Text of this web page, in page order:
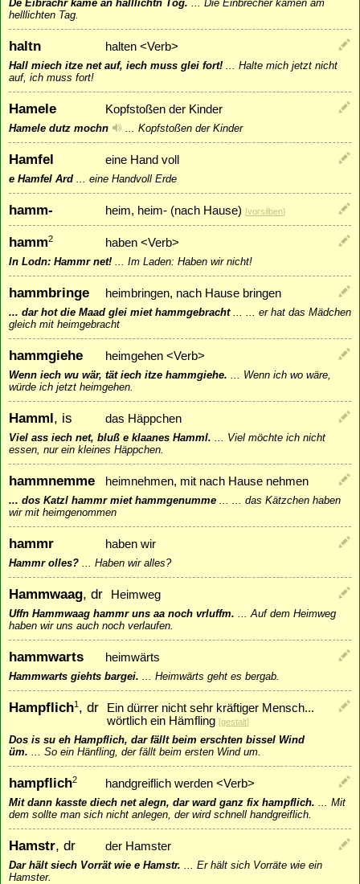
De Eibrachr kame an halllichtn Tog. ... Die Einbrecher kamen am
helllichten Tag.
haltn halten <Verb>
Hall miech itze net auf, iech muss glei fort! ... Halte mich jetzt nicht
auf, ich muss fort!
Hamele Kopfstoßen der Kinder
Hamele dutz mochn ... Kopfstoßen der Kinder
Hamfel eine Hand voll
e Hamfel Ard ... eine Handvoll Erde
hamm- heim, heim- (nach Hause) [vorsilben]
hamm2 haben <Verb>
In Lodn: Hammr net! ... Im Laden: Haben wir nicht!
hammbringe heimbringen, nach Hause bringen
... dar hot die Maad glei miet hammgebracht... ... er hat das Mädchen
gleich mit heimgebracht
hammgiehe heimgehen <Verb>
Wenn iech wu wär, tät iech itze hammgiehe. ... Wenn ich wo wäre,
würde ich jetzt heimgehen.
Hamml, is das Häppchen
Viel ass iech net, bluß e klaanes Hamml. ... Viel möchte ich nicht
essen, nur ein kleines Häppchen.
hammnemme heimnehmen, mit nach Hause nehmen
... dos Katzl hammr miet hammgenumme ... ... das Kätzchen haben
wir mit heimgenommen
hammr haben wir
Hammr olles? ... Haben wir alles?
Hammwaag, dr Heimweg
Uffn Hammwaag hammr uns aa noch vrluffm. ...Auf dem Heimweg
haben wir uns auch noch verlaufen.
hammwarts heimwärts
Hammwarts giehts bargei. ... Heimwärts geht es bergab.
Hampflich1, dr
Ein dürrer nicht sehr kräftiger Mensch...
wörtlich ein Hämfling [gestalt]
Dos is su eh Hampflich, dar fällt beim erschten bissel Wind
üm. ... So ein Hänfling, der fällt beim ersten Wind um.
hampflich2 handgreiflich werden <Verb>
Mit dann kasste diech net alegn, dar ward ganz fix hampflich. ... Mit
dem sollte man sich nicht anlegen, der wird schnell handgreiflich.
Hamstr, dr der Hamster
Dar hält siech Vorrät wie e Hamstr. ... Er hält sich Vorräte wie ein
Hamster.